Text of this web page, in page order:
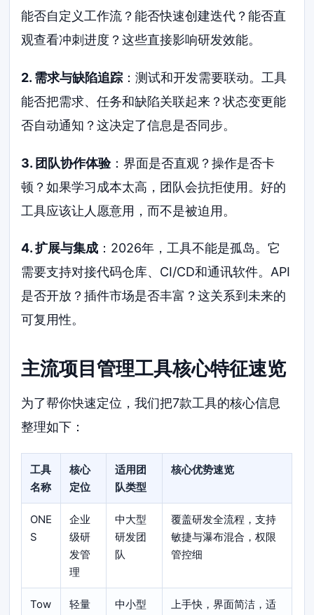
能否自定义工作流？能否快速创建迭代？能否直
观查看冲刺进度？这些直接影响研发效能。
2. 需求与缺陷追踪 ：测试和开发需要联动。工具
能否把需求、任务和缺陷关联起来？状态变更能
否自动通知？这决定了信息是否同步。
3. 团队协作体验：界面是否直观？操作是否卡
顿？如果学习成本太高，团队会抗拒使用。好的
工具应该让人愿意用，而不是被迫用。
4. 扩展与集成 ：2026年，工具不能是孤岛。它
需要支持对接代码仓库、CI/CD和通讯软件。API
是否开放？插件市场是否丰富？这关系到未来的
可复用性。
主流项目管理工具核心特征速览
为了帮你快速定位，我们把7款工具的核心信息
整理如下：
工具
名称
核心
定位
适用团
队类型
核心优势速览
ONE
S
企业
级研
发管
理
中大型
研发团
队
覆盖研发全流程，支持
敏捷与瀑布混合，权限
管控细
Tow
轻量
中小型
上手快，界面简洁，适